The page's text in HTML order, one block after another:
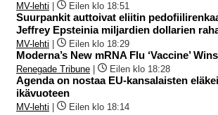
MV-lehti Eilen klo 18:51
Suurpankit auttoivat eliitin
Jeffrey Epsteinia miljardien dollarien
MV-lehti Eilen klo 18:29
Moderna’s New mRNA Flu ‘Vaccine’
Renegade Tribune Eilen klo 18:28
Agenda on nostaa EU-kansalaisten
ikävuoteen
MV-lehti Eilen klo 18:14